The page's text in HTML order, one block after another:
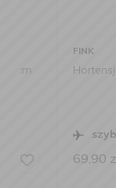
Hortensja
szybka
69,90zł